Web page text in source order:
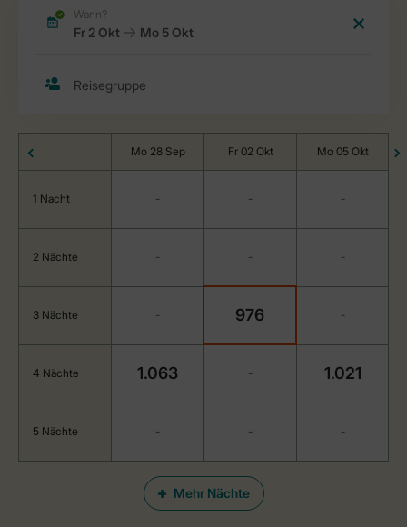
Mehr Nächte
Mo 28 Sep Fr 02 Okt Mo 05 Okt
1 Nacht - - -
2 Nächte - - -
3 Nächte - 976 -
4 Nächte 1.063 - 1.021
5 Nächte - - -